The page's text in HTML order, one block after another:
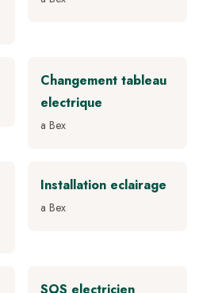
Changement tableau
electrique
a Bex
Installation eclairage
a Bex